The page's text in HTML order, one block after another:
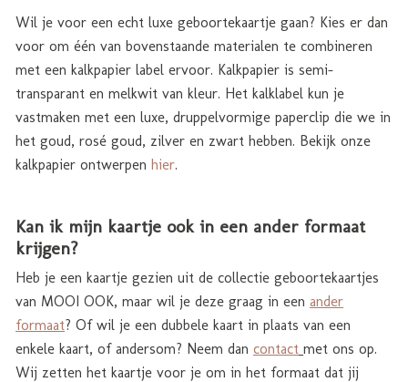
Wil je voor een echt luxe geboortekaartje gaan? Kies er dan
voor om één van bovenstaande materialen te combineren
met een kalkpapier label ervoor. Kalkpapier is semi-
transparant en melkwit van kleur. Het kalklabel kun je
vastmaken met een luxe, druppelvormige paperclip die we in
het goud, rosé goud, zilver en zwart hebben. Bekijk onze
kalkpapier ontwerpen hier.
Kan ik mijn kaartje ook in een ander formaat
krijgen?
Heb je een kaartje gezien uit de collectie geboortekaartjes
van MOOI OOK, maar wil je deze graag in een ander
formaat? Of wil je een dubbele kaart in plaats van een
enkele kaart, of andersom? Neem dan contact met ons op.
Wij zetten het kaartje voor je om in het formaat dat jij